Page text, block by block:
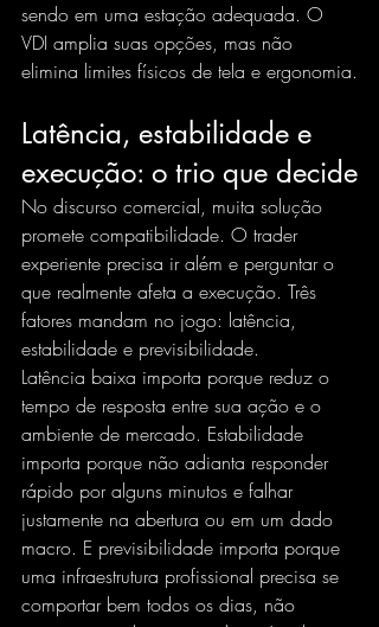
sendo em uma estação adequada. O
VDI amplia suas opções, mas não
elimina limites físicos de tela e ergonomia.
Latência, estabilidade e
execução: o trio que decide
No discurso comercial, muita solução
promete compatibilidade. O trader
experiente precisa ir além e perguntar o
que realmente afeta a execução. Três
fatores mandam no jogo: latência,
estabilidade e previsibilidade.
Latência baixa importa porque reduz o
tempo de resposta entre sua ação e o
ambiente de mercado. Estabilidade
importa porque não adianta responder
rápido por alguns minutos e falhar
justamente na abertura ou em um dado
macro. E previsibilidade importa porque
uma infraestrutura profissional precisa se
comportar bem todos os dias, não